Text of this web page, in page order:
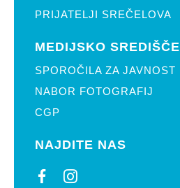
PRIJATELJI SREČELOVA
MEDIJSKO SREDIŠČE
SPOROČILA ZA JAVNOST
NABOR FOTOGRAFIJ
CGP
NAJDITE NAS